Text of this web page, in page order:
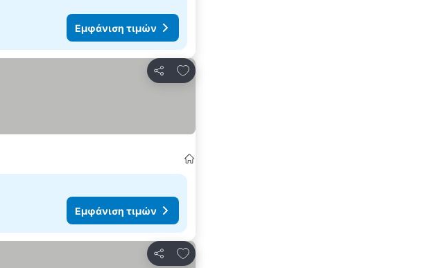
Εμφάνιση τιμών
Κοινοποίηση
Προσθήκη στα αγαπημένα
Εμφάνιση τιμών
Κοινοποίηση
Προσθήκη στα αγαπημένα